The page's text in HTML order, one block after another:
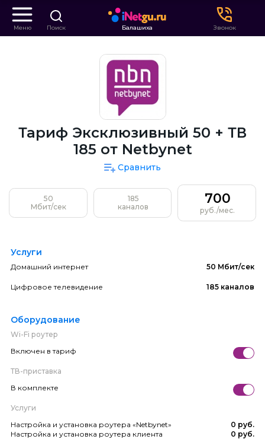
Меню Поиск Балашиха Звонок
Тариф Эксклюзивный 50 + ТВ
185 от Netbynet
Сравнить
50
Мбит/сек
185
каналов
700
руб./мес.
Услуги
Домашний интернет 50 Мбит/сек
Цифровое телевидение 185 каналов
Оборудование
Wi-Fi роутер
Включен в тариф
ТВ-приставка
В комплекте
Услуги
Настройка и установка роутера «Netbynet»
0 руб.
Настройка и установка роутера клиента
0 руб.